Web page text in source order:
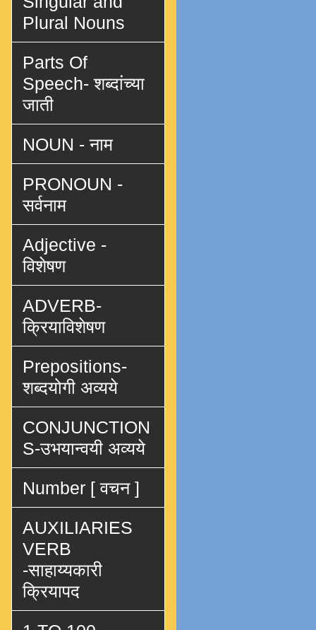
Plural Nouns
Parts Of
Speech- शब्दांच्या
जाती
NOUN - नाम
PRONOUN -
सर्वनाम
Adjective -
विशेषण
ADVERB-
क्रियाविशेषण
Prepositions-
शब्दयोगी अव्यये
CONJUNCTION
S-उभयान्वयी अव्यये
Number [ वचन ]
AUXILIARIES
VERB
-साहाय्यकारी
क्रियापद